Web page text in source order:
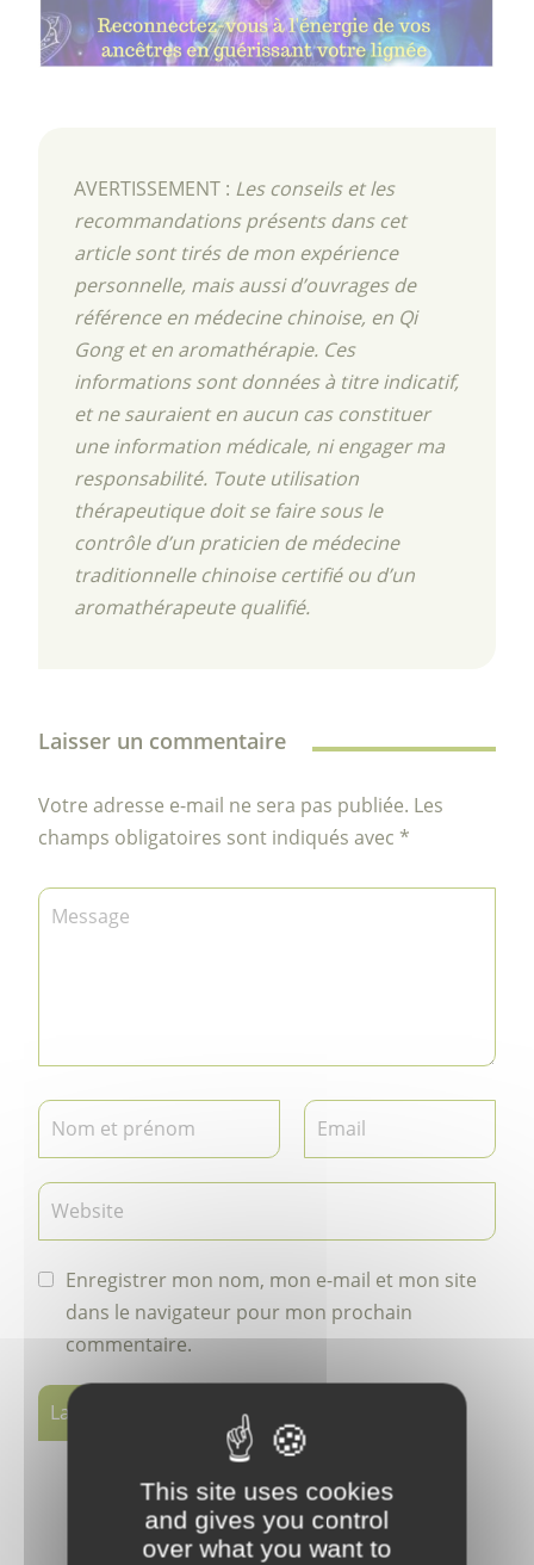
AVERTISSEMENT : Les conseils et les
recommandations présents dans cet
article sont tirés de mon expérience
personnelle, mais aussi d’ouvrages de
référence en médecine chinoise, en Qi
Gong et en aromathérapie. Ces
informations sont données à titre indicatif,
et ne sauraient en aucun cas constituer
une information médicale, ni engager ma
responsabilité. Toute utilisation
thérapeutique doit se faire sous le
contrôle d’un praticien de médecine
traditionnelle chinoise certifié ou d’un
aromathérapeute qualifié.
Laisser un commentaire
Votre adresse e-mail ne sera pas publiée. Les
champs obligatoires sont indiqués avec *
Enregistrer mon nom, mon e-mail et mon site
dans le navigateur pour mon prochain
commentaire.
This site uses cookies
and gives you control
over what you want to